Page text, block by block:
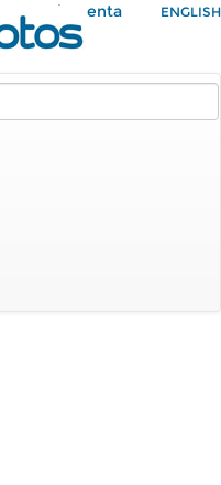
Mi Cuenta ENGLISH